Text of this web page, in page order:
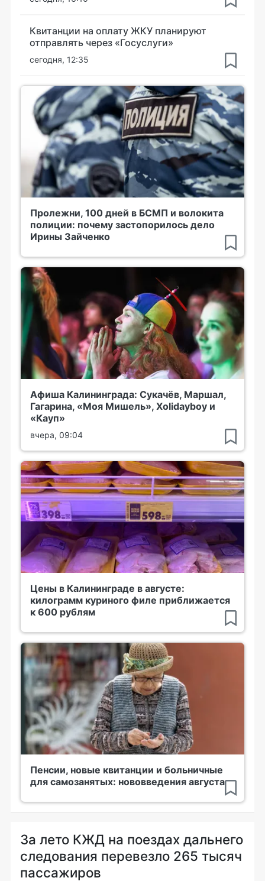
Квитанции на оплату ЖКУ планируют
отправлять через «Госуслуги»
сегодня, 12:35
Пролежни, 100 дней в БСМП и волокита
полиции: почему застопорилось дело
Ирины Зайченко
Афиша Калининграда: Сукачёв, Маршал,
Гагарина, «Моя Мишель», Xolidayboy и
«Кауп»
вчера, 09:04
Цены в Калининграде в августе:
килограмм куриного филе приближается
к 600 рублям
Пенсии, новые квитанции и больничные
для самозанятых: нововведения августа
За лето КЖД на поездах дальнего
следования перевезло 265 тысяч
пассажиров